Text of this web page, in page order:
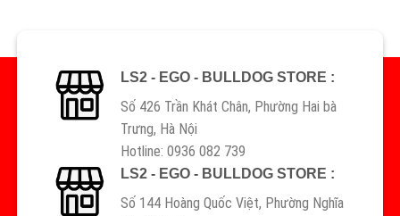
LS2 - EGO - BULLDOG STORE :
Số 426 Trần Khát Chân, Phường Hai bà
Trưng, Hà Nội
Hotline: 0936 082 739
LS2 - EGO - BULLDOG STORE :
Số 144 Hoàng Quốc Việt, Phường Nghĩa